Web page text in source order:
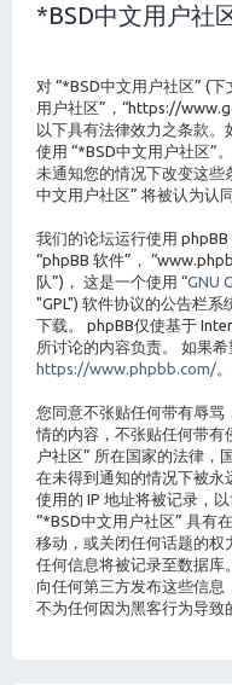
*BSD中文用户社
对 “*BSD中文用户社区” (下
用户社区”，“https://
以下具有法律效力之条款
使用 “*BSD中文用户社区”
未通知您的情况下改变这些
中文用户社区” 将被认为认
我们的论坛运行使用 phpBB
“phpBB 软件”，
队”)， 这是一个使用 “GNU
"GPL") 软件协议的公告栏系
下载。 phpBB仅使基于
所讨论的内容负责。 如果
https://www.phpbb.com/。
您同意不张贴任何带有辱骂
情的内容，不张贴任何带有
户社区” 所在国家的法律，
在未得到通知的情况下被永
使用的 IP 地址将被记录，
“*BSD中文用户社区” 具有
移动，或关闭任何话题的权
任何信息将被记录至数据库
向任何第三方发布这些信息
不为任何因为黑客行为导致